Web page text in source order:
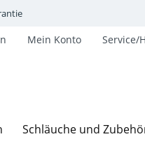
Service/
Mein Konto
Schläuche und